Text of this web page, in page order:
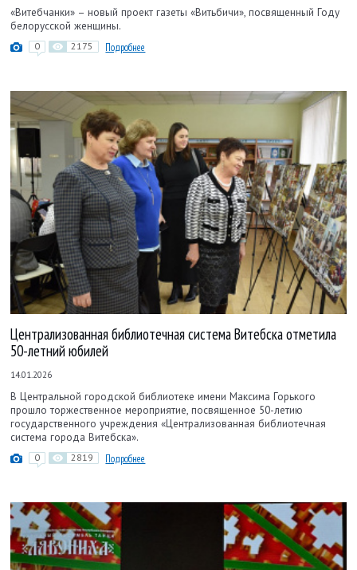
«Витебчанки» – новый проект газеты «Витьбичи», посвященный Году
белорусской женщины.
0 2175 Подробнее
Централизованная библиотечная система Витебска отметила
50-летний юбилей
14.01.2026
В Центральной городской библиотеке имени Максима Горького
прошло торжественное мероприятие, посвященное 50-летию
государственного учреждения «Централизованная библиотечная
система города Витебска».
0 2819 Подробнее